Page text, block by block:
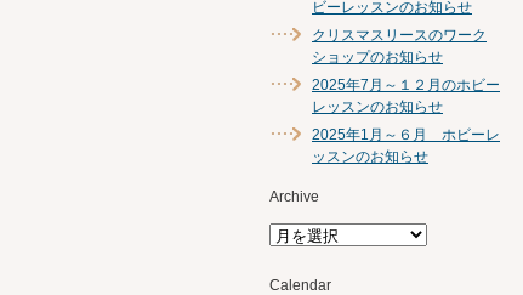
ビーレッスンのお知らせ
クリスマスリースのワーク
ショップのお知らせ
2025年7月～１２月のホビー
レッスンのお知らせ
2025年1月～６月 ホビーレ
ッスンのお知らせ
Archive
Calendar